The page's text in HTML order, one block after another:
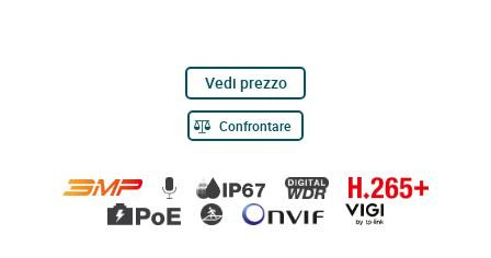
Vedi prezzo
Confrontare